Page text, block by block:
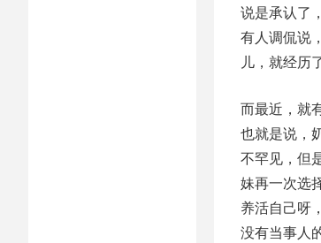
说是承认了
有人调侃说
儿，就经历
而最近，就
也就是说，
不罕见，但
妹再一次选
养活自己呀
没有当事人